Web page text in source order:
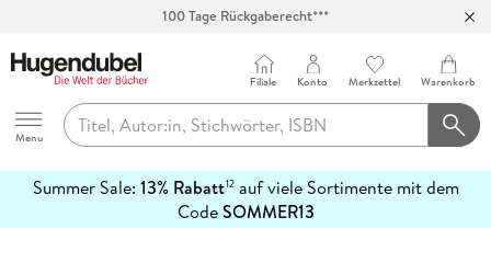
100 Tage Rückgaberecht***
Hugendubel
Menu
Filiale Konto Merkzettel Warenkorb
Summer Sale: 13% Rabatt12auf viele Sortimente mit dem
CodeSOMMER13
erfahren